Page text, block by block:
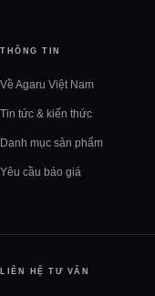
THÔNG TIN
Về Agaru Việt Nam
Tin tức & kiến thức
Danh mục sản phẩm
Yêu cầu báo giá
LIÊN HỆ TƯ VẤN